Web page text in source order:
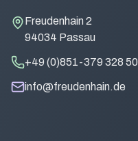
Freudenhain 2
94034 Passau
+49 (0)851-379 328 50
info@freudenhain.de